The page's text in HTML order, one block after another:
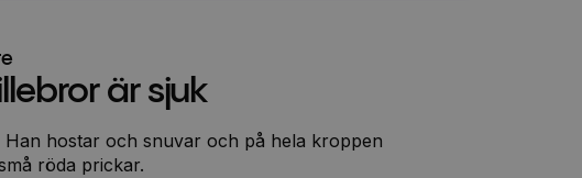
är sjuk
Han hostar och snuvar och på hela kroppen
röda prickar.